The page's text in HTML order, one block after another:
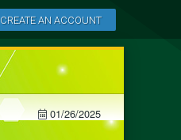
CREATE AN ACCOUNT
01/26/2025